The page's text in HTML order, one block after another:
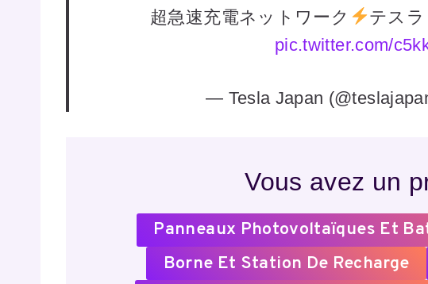
超急速充電ネットワーク
テス
pic.twitter.com/
— Tesla Japan
Vous avez un
Panneaux Photovoltaïques Et
Borne Et Station De Recharge